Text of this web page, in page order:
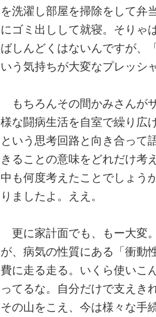
を洗濯し部屋を掃除をして弁
にゴミ出しして就寝。そりゃ
ばしんどくはないんですが、
いう気持ちが大変なプレッシ
もちろんその間かみさんが
様な闘病生活を自室で繰り広
という思考回路と向き合って
きることの意味をどれだけ考
中も何度考えたことでしょう
りましたよ。ええ。
更に家計面でも、もー大変
が、病気の性質にある「衝動
費に走る走る。いくら使いこ
ってるな。自分だけで支えき
その山をこえ、今は様々な手